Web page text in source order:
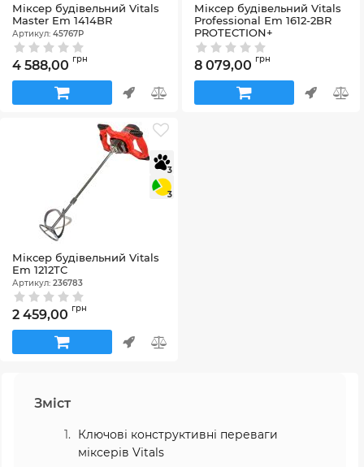
Міксер будівельний Vitals
Master Em 1414BR
Артикул: 45767Р
4 588,00 грн
Міксер будівельний Vitals
Professional Em 1612-2BR
PROTECTION+
Артикул:110973
8 079,00 грн
3
3
Міксер будівельний Vitals
Em 1212TC
Артикул: 236783
2 459,00 грн
Зміст
Ключові конструктивні переваги
міксерів Vitals